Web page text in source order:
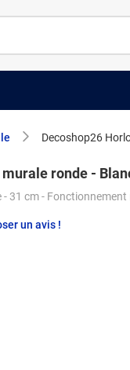
Decoshop26
ronde -
- 31 cm -
un avis !